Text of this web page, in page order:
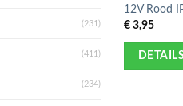
(231)
(411)
(234)
12V Rood
€ 3,95